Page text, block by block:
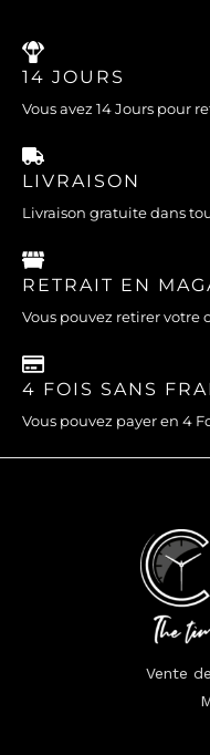
14 JOURS
Vous avez 14 Jours pour
LIVRAISON
Livraison gratuite dans
RETRAIT EN
Vous pouvez retirer
4 FOIS SANS
Vous pouvez payer en 4
Vente